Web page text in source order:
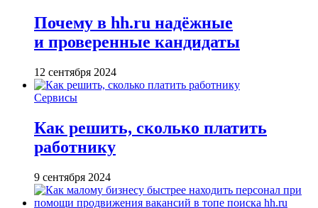
Почему в hh.ru надёжные
и проверенные кандидаты
12 сентября 2024
Сервисы
Как решить, сколько платить
работнику
9 сентября 2024